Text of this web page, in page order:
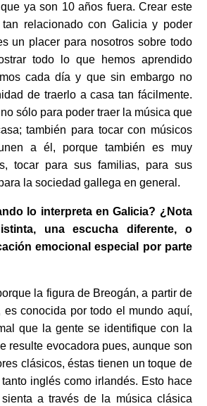
ya son 10 años fuera. Crear este
relacionado con Galicia y poder
un placer para nosotros sobre todo
todo lo que hemos aprendido
cada día y que sin embargo no
de traerlo a casa tan fácilmente.
sólo para poder traer la música que
también para tocar con músicos
a él, porque también es muy
tocar para sus familias, para sus
la sociedad gallega en general.
lo interpreta en Galicia? ¿Nota
una escucha diferente, o
emocional especial por parte
la figura de Breogán, a partir de
es conocida por todo el mundo aquí,
que la gente se identifique con la
resulte evocadora pues, aunque son
clásicos, éstas tienen un toque de
inglés como irlandés. Esto hace
a través de la música clásica